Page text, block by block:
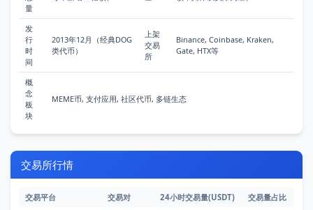
量
发
行
时
间
2013年12月（经典DOG
类代币）
上架
交易
所
Binance, Coinbase, Kraken,
Gate, HTX等
概
念
板
块
MEME币, 支付应用, 社区代币, 多链生态
交易所行情
交易平台 交易对 24小时交易量(USDT) 交易量占比